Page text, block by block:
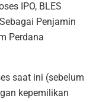
IPO, BLES
Penjamin
Perdana
saat ini (sebelum
kepemilikan